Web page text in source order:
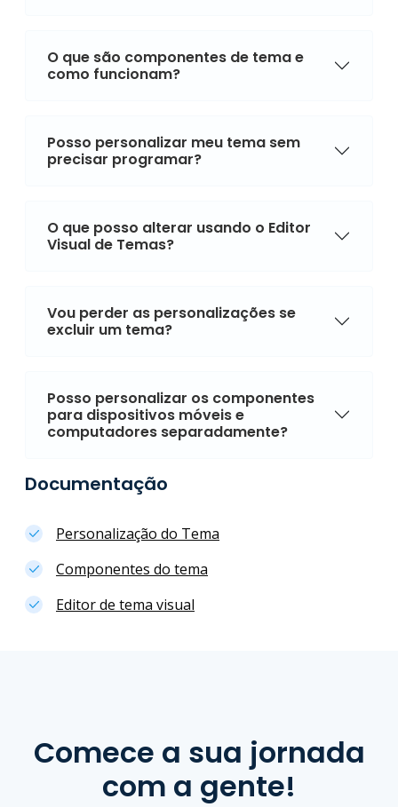
O que são componentes de tema e
como funcionam?
Posso personalizar meu tema sem
precisar programar?
O que posso alterar usando o Editor
Visual de Temas?
Vou perder as personalizações se
excluir um tema?
Posso personalizar os componentes
para dispositivos móveis e
computadores separadamente?
Documentação
Personalização do Tema
Componentes do tema
Editor de tema visual
Comece a sua jornada
com a gente!